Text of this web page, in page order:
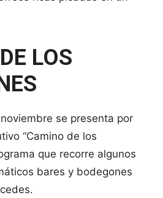
LOS
se presenta por
“Camino de los
que recorre algunos
bares y bodegones